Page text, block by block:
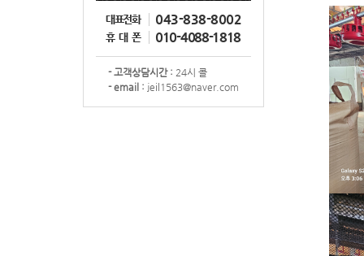
대표전화 043-838-8002
휴대폰 010-4088-1818
- 고객상담시간 : 24시 콜
- email : jeil1563@naver.com